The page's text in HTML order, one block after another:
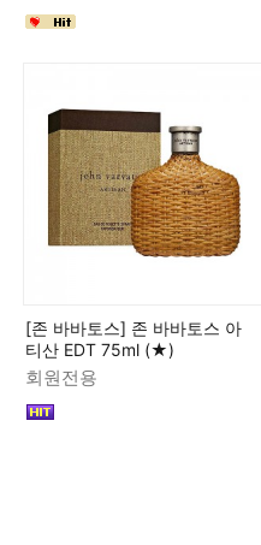
[존 바바토스] 존 바바토스 아
티산 EDT 75ml (★)
회원전용